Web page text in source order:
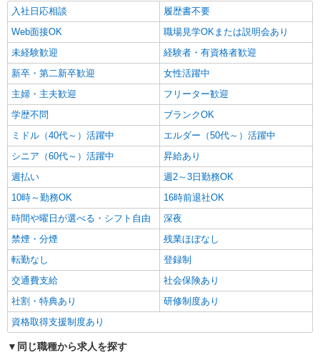
派遣社員
株式会社kotrio /●FK-H-2162333
NEW
久留米市⇒サポート係の看護助手（未経験歓
時給1450円〜2062円 ＜日払い有/週払い有/交
通費全支給(ガソリン代含む)＞
久留米市花畑
キープ 詳細を見る
派遣社員
株式会社kotrio /●FK-H-2141106
NEW
＜久留米市＞病院の看護助手＊医療行為はあ
りません！補助のみ！
時給1450円〜2062円 ＜日払い有/週払い有/交
通費全支給(ガソリン代含む)＞
最寄り駅：西鉄久留米
詳細を見る
株式会社kotrio /●FK-H-2161316
NEW
入社日応相談
履歴書不要
Web面接OK
職場見学OKまたは説明会あり
未経験歓迎
経験者・有資格者歓迎
新卒・第二新卒歓迎
女性活躍中
主婦・主夫歓迎
フリーター歓迎
学歴不問
ブランクOK
ミドル（40代～）活躍中
エルダー（50代～）活躍中
シニア（60代～）活躍中
昇給あり
週払い
週2～3日勤務OK
10時～勤務OK
16時前退社OK
時間や曜日が選べる・シフト自由
深夜
禁煙・分煙
残業ほぼなし
転勤なし
登録制
交通費支給
社会保険あり
社割・特典あり
研修制度あり
資格取得支援制度あり
同じ職種から求人を探す